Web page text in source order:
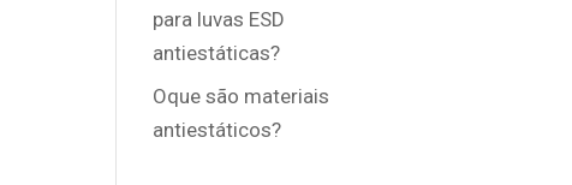
para luvas ESD
antiestáticas?
Oque são materiais
antiestáticos?